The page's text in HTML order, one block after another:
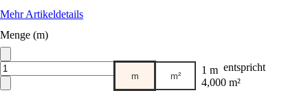
Mehr Artikeldetails
Menge (m)
m m² 1 m entspricht
4,000 m²